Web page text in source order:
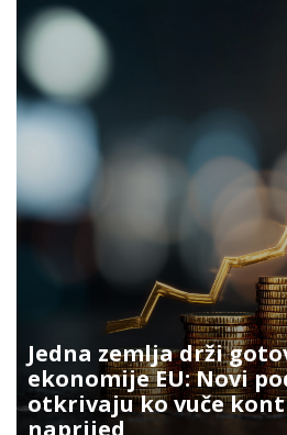
Jedna zemlja drži
ekonomije EU: Novi
otkrivaju ko vuče
naprijed